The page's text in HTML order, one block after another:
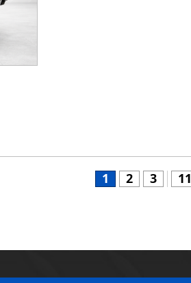
1 2 3 11